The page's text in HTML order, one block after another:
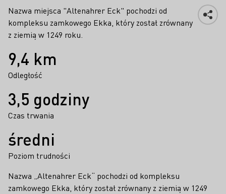
Nazwa miejsca "Altenahrer Eck" pochodzi od
kompleksu zamkowego Ekka, który został zrównany
z ziemią w 1249 roku.
Fakty
9,4 km
Odległość
3,5 godziny
Czas trwania
średni
Poziom trudności
Nazwa „Altenahrer Eck“ pochodzi od kompleksu
zamkowego Ekka, który został zrównany z ziemią w 1249